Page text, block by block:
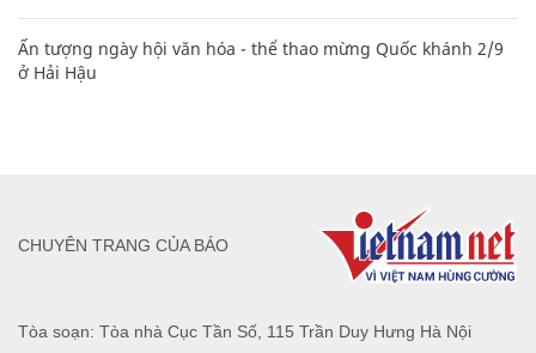
Ấn tượng ngày hội văn hóa - thể thao mừng Quốc khánh 2/9
ở Hải Hậu
Tòa soạn: Tòa nhà Cục Tần Số, 115 Trần Duy Hưng Hà Nội
CHUYÊN TRANG CỦA BÁO